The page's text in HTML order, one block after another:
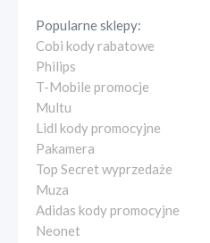
Popularne sklepy:
Cobi kody rabatowe
Philips
T-Mobile promocje
Multu
Lidl kody promocyjne
Pakamera
Top Secret wyprzedaże
Muza
Adidas kody promocyjne
Neonet